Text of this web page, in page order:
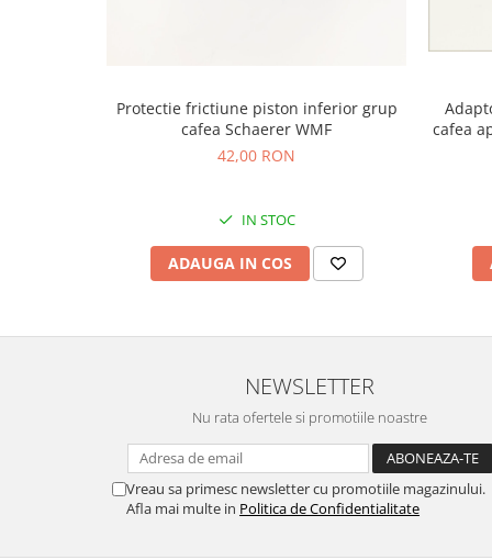
Protectie frictiune piston inferior grup
cafea Schaerer WMF
42,00 RON
IN STOC
ADAUGA IN COS
cafea
NEWSLETTER
Nu rata ofertele si promotiile noastre
Vreau sa primesc newsletter cu promotiile magazinului.
Afla mai multe in Politica de Confidentialitate